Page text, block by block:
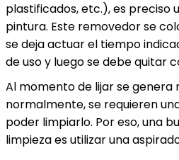
plastificados, etc.), es preciso
pintura. Este removedor se
se deja actuar el tiempo
de uso y luego se debe quitar
Al momento de lijar se genera
normalmente, se requieren
poder limpiarlo. Por eso, una
limpieza es utilizar una